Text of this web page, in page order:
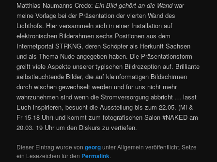
Matthias Naumanns Credo:Ein Bild gehört an die Wandwar
meine Vorlage bei der Präsentation der vierten Wand des
Lichthofs. Hier versammeln sich in einer Installation auf
elektronischen Bilderahmen sechs Positionen aus dem
Internetportal STRKNG, deren Schöpfer als Herkunft Sachsen
und als Thema Nude angegeben haben. Die Präsentationsform
greift viele Aspekte unserer typischen Bildrezeption auf. Brilliante
selbstleuchtende Bilder, die auf kleinformatigen Bildschirmen
durch wischen gewechselt werden und für uns nicht mehr
wahrzunehmen sind wenn die Stromversorgung abbricht … lasst
Euch inspirieren, besucht die Ausstellung bis zum 22.05. (Mi &
Fr 15-18 Uhr) und kommt zum fotografischen Salon #NAKED am
20.03. 19 Uhr um den Diskurs zu vertiefen.
Dieser Eintrag wurde vongeorgunter Allgemein veröffentlicht. Setze
ein Lesezeichen für den Permalink.